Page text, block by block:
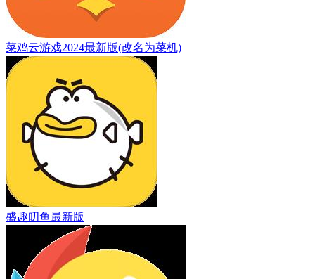
菜鸡云游戏2024最新版(改名为菜机)
盛趣叨鱼最新版